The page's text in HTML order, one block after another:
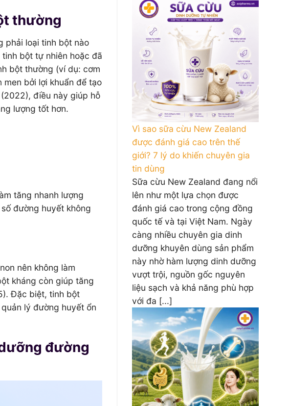
thường
phải loại tinh bột nào
bột tự nhiên hoặc đã
bột thường (ví dụ: cơm
bởi lợi khuẩn để tạo
điều này giúp hỗ
lượng tốt hơn.
tăng nhanh lượng
đường huyết không
nên không làm
kháng còn giúp tăng
Đặc biệt, tinh bột
lý đường huyết ổn
đường
Vì sao sữa cừu New Zealand
được đánh giá cao trên thế
giới? 7 lý do khiến chuyên gia
tin dùng
Sữa cừu New Zealand đang nổi
lên như một lựa chọn được
đánh giá cao trong cộng đồng
quốc tế và tại Việt Nam. Ngày
càng nhiều chuyên gia dinh
dưỡng khuyên dùng sản phẩm
này nhờ hàm lượng dinh dưỡng
vượt trội, nguồn gốc nguyên
liệu sạch và khả năng phù hợp
với đa [...]